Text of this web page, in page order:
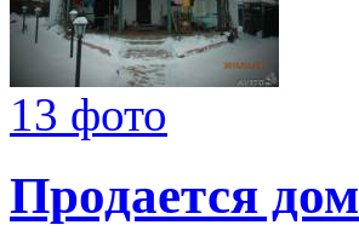
13 фото
Продается дом